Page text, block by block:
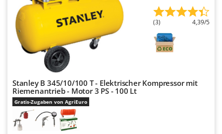
Resto Italia
Ribimex
Ritter
River Systems
Robomow
Rossofuoco
Rover Pompe
Royal Food
(3) 4,39/5
Stanley B 345/10/100 T - Elektrischer Kompressor mit
Riemenantrieb - Motor 3 PS - 100 Lt
Gratis-Zugaben von AgriEuro